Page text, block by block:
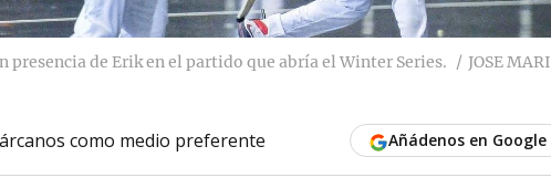
presencia de Erik en el partido que abría el Winter Series.
JOSE MARI
como medio preferente Añádenos en Google